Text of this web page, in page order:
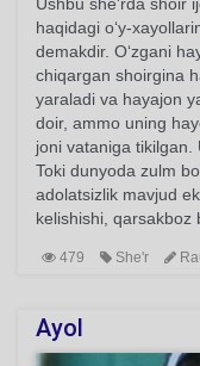
haqidagi o‘y-
demakdir. O‘zgani
chiqargan shoirgina
yaraladi va hayajon
doir, ammo uning
joni vataniga tikilgan.
Toki dunyoda zulm
adolatsizlik mavjud
kelishishi, qarsakboz
479 She'r
Ayol